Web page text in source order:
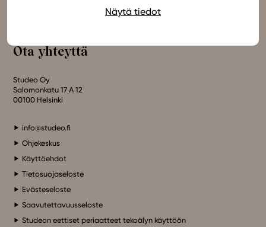
Näytä tiedot
Studeo – paremman oppimisen puolesta.
Ota yhteyttä
Studeo Oy
Salomonkatu 17 A 12
00100 Helsinki
info@studeo.fi
Ohjekeskus
Käyttöehdot
Tietosuojaseloste
Evästeseloste
Saavutettavuusseloste
Studeon eettiset periaatteet tekoälyn käyttöön